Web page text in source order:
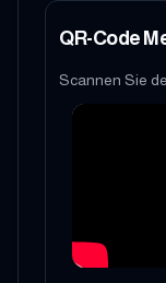
QR-Code
Scannen Sie